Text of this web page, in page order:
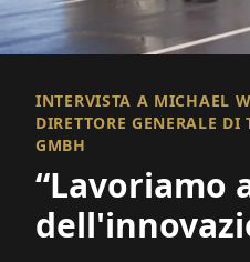
INTERVISTA A MICHAEL
DIRETTORE GENERALE
GMBH
“Lavoriamo